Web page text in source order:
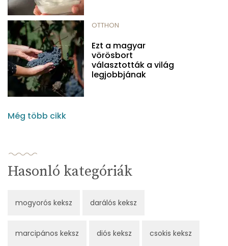
OTTHON
Ezt a magyar
vörösbort
választották a világ
legjobbjának
Még több cikk
Hasonló kategóriák
mogyorós keksz darálós keksz
marcipános keksz diós keksz csokis keksz